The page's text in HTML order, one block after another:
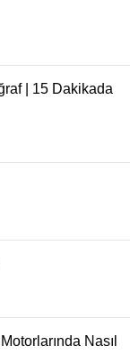
| 15 Dakikada
Nasıl